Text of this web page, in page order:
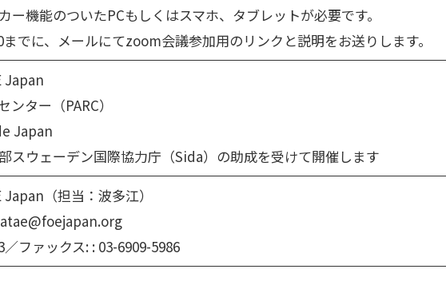
機能のついたPCもしくはスマホ、タブレットが必要です。
でに、メールにてzoom会議参加用のリンクと説明をお送りします。
Japan
ター（PARC）
Japan
スウェーデン国際協力庁（Sida）の助成を受けて開催します
（担当：波多江）
ファックス: : 03-6909-5986